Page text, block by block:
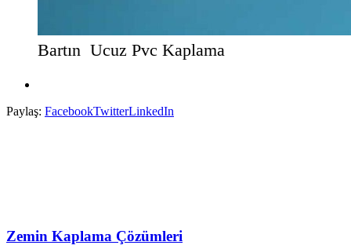
Bartın Ucuz Pvc Kaplama
Paylaş: FacebookTwitterLinkedIn
Zemin Kaplama Çözümleri